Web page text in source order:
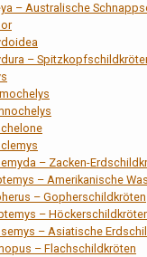
– Australische
–
– Zacken-
– Amerikanische
– Gopherschildkröten
–
– Asiatische
– Flachschildkröten